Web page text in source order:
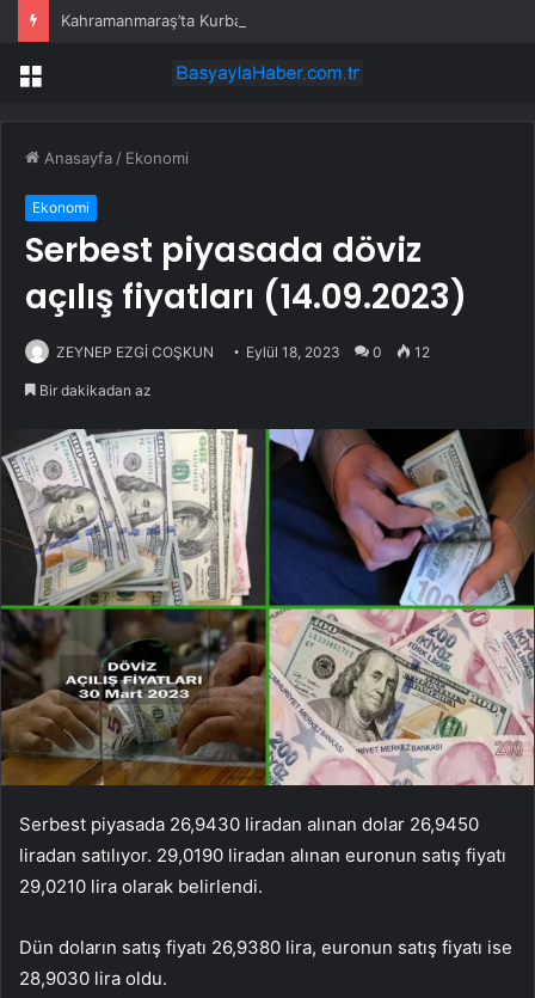
Kahramanmaraş’ta Kurban Keserken Yaralanma
Menü
Anasayfa / Ekonomi
Ekonomi
Serbest piyasada döviz
açılış fiyatları (14.09.2023)
ZEYNEP EZGİ COŞKUN Eylül 18, 2023 0 12
Bir dakikadan az
Serbest piyasada 26,9430 liradan alınan dolar 26,9450
liradan satılıyor. 29,0190 liradan alınan euronun satış fiyatı
29,0210 lira olarak belirlendi.
Dün doların satış fiyatı 26,9380 lira, euronun satış fiyatı ise
28,9030 lira oldu.